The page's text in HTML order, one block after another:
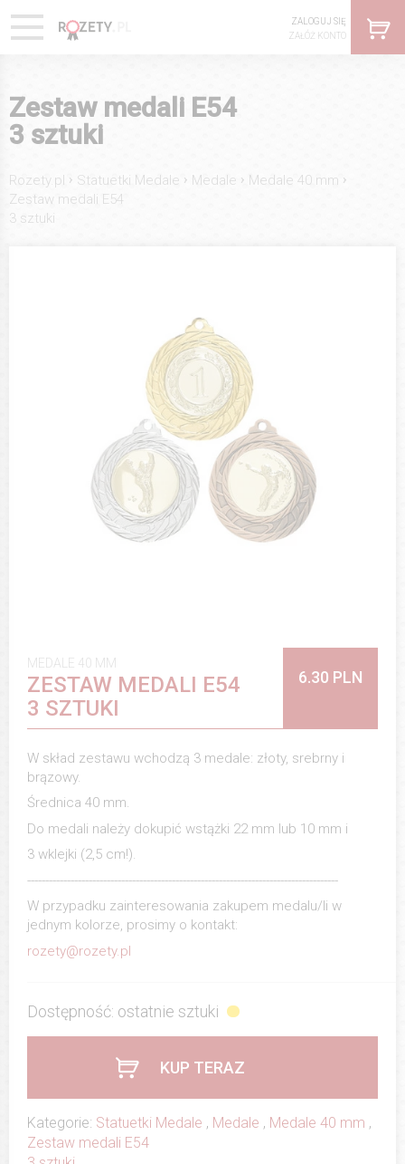
ZALOGUJ SIĘ
ZAŁÓŻ KONTO
Zestaw medali E54
3 sztuki
Rozety.pl › Statuetki Medale › Medale › Medale 40 mm ›
Zestaw medali E54
3 sztuki
MEDALE 40 MM
ZESTAW MEDALI E54
3 SZTUKI
6.30 PLN
W skład zestawu wchodzą 3 medale: złoty, srebrny i
brązowy.
Średnica 40 mm.
Do medali należy dokupić wstążki 22 mm lub 10 mm i
3 wklejki (2,5 cm!).
--------------------------------------------------------------------------------------
W przypadku zainteresowania zakupem medalu/li w
jednym kolorze, prosimy o kontakt:
rozety@rozety.pl
Dostępność: ostatnie sztuki
KUP TERAZ
Kategorie: Statuetki Medale , Medale , Medale 40 mm ,
Zestaw medali E54